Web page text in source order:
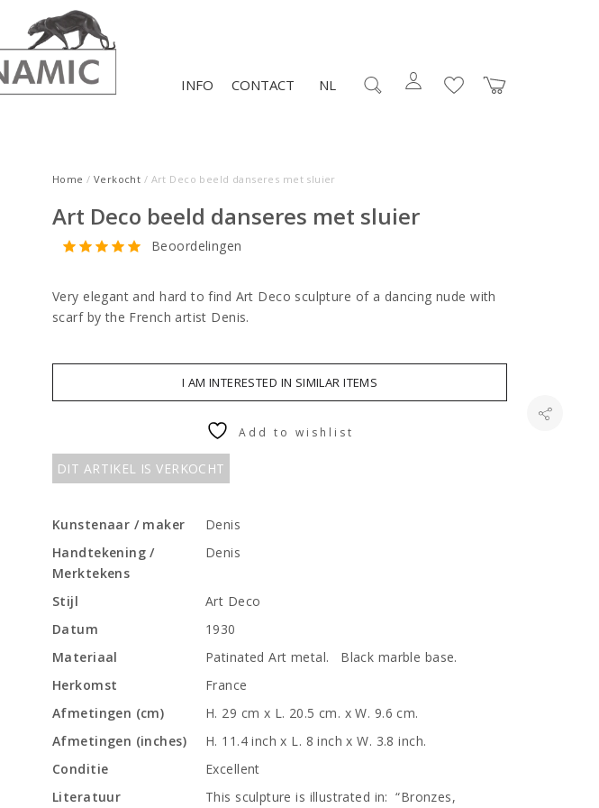
CONTACT
INFO NL
Home / Verkocht / Art Deco beeld danseres met sluier
Art Deco beeld danseres met sluier
Beoordelingen
Very elegant and hard to find Art Deco sculpture of a dancing nude with
scarf by the French artist Denis.
I AM INTERESTED IN SIMILAR ITEMS
DIT ARTIKEL IS VERKOCHT
Add to wishlist
Kunstenaar / maker
Denis
Handtekening /
Merktekens
Denis
Stijl
Art Deco
Datum
1930
Materiaal
Patinated Art metal. Black marble base.
Herkomst
France
Afmetingen (cm)
H. 29 cm x L. 20.5 cm. x W. 9.6 cm.
Afmetingen (inches)
H. 11.4 inch x L. 8 inch x W. 3.8 inch.
Conditie
Excellent
Literatuur
This sculpture is illustrated in: “Bronzes,